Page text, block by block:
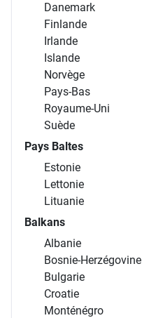
Danemark
Finlande
Irlande
Islande
Norvège
Pays-Bas
Royaume-Uni
Suède
Pays Baltes
Estonie
Lettonie
Lituanie
Balkans
Albanie
Bosnie-Herzégovine
Bulgarie
Croatie
Monténégro